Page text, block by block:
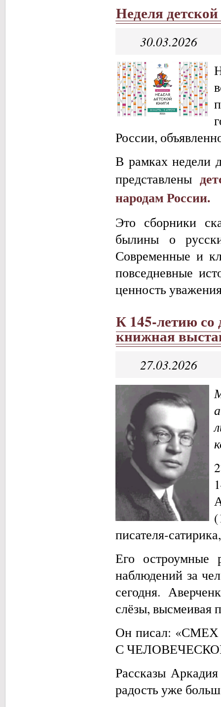
Неделя
30.03.2026
России,
В рамках недели
представлены
народам России.
Это сборники
былины о
Современные и
повседневные
ценность
К 145-летию
книжная
27.03.2026
Его остроумные
наблюдений за
сегодня.
слёзы, высмеивая
Он писал:
С
Рассказы
радость уже